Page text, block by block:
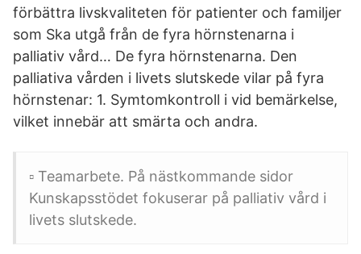
förbättra livskvaliteten för patienter och familjer
som Ska utgå från de fyra hörnstenarna i
palliativ vård… De fyra hörnstenarna. Den
palliativa vården i livets slutskede vilar på fyra
hörnstenar: 1. Symtomkontroll i vid bemärkelse,
vilket innebär att smärta och andra.
▫ Teamarbete. På nästkommande sidor
Kunskapsstödet fokuserar på palliativ vård i
livets slutskede.